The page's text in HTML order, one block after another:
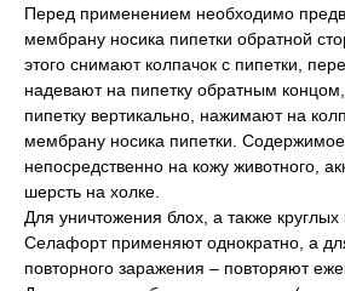
Перед применением необходимо
мембрану носика пипетки обратной
этого снимают колпачок с пипетки,
надевают на пипетку обратным
пипетку вертикально, нажимают на
мембрану носика пипетки.
непосредственно на кожу животного,
шерсть на холке.
Для уничтожения блох, а также
Селафорт применяют однократно, а
повторного заражения – повторяют